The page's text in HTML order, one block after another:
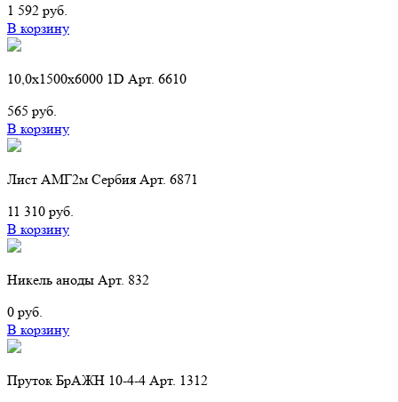
1 592 руб.
В корзину
10,0х1500х6000 1D Арт. 6610
565 руб.
В корзину
Лист АМГ2м Сербия Арт. 6871
11 310 руб.
В корзину
Никель аноды Арт. 832
0 руб.
В корзину
Пруток БрАЖН 10-4-4 Арт. 1312